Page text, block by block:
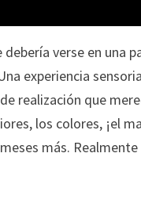
verse en una
experiencia
realización que
los colores, ¡el
más.